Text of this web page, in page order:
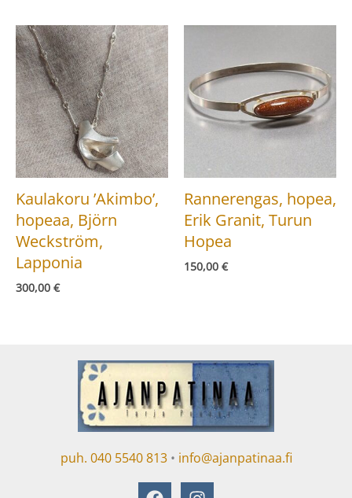
Kaulakoru ’Akimbo’,
hopeaa, Björn
Weckström,
Lapponia
300,00 €
Rannerengas, hopea,
Erik Granit, Turun
Hopea
150,00 €
puh. 040 5540 813• info@ajanpatinaa.fi